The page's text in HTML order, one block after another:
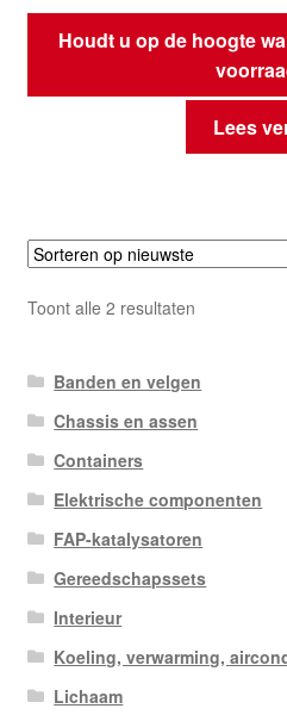
Houdt u op de hoogte
Lees
Toont alle 2 resultatenGesorteerd
Banden en velgen
Chassis en assen
Containers
Elektrische componenten
FAP-katalysatoren
Gereedschapssets
Interieur
Koeling, verwarming,
Lichaam